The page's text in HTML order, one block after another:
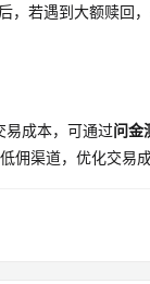
，若遇到大额赎回
易成本，可通过问金
佣渠道，优化交易成